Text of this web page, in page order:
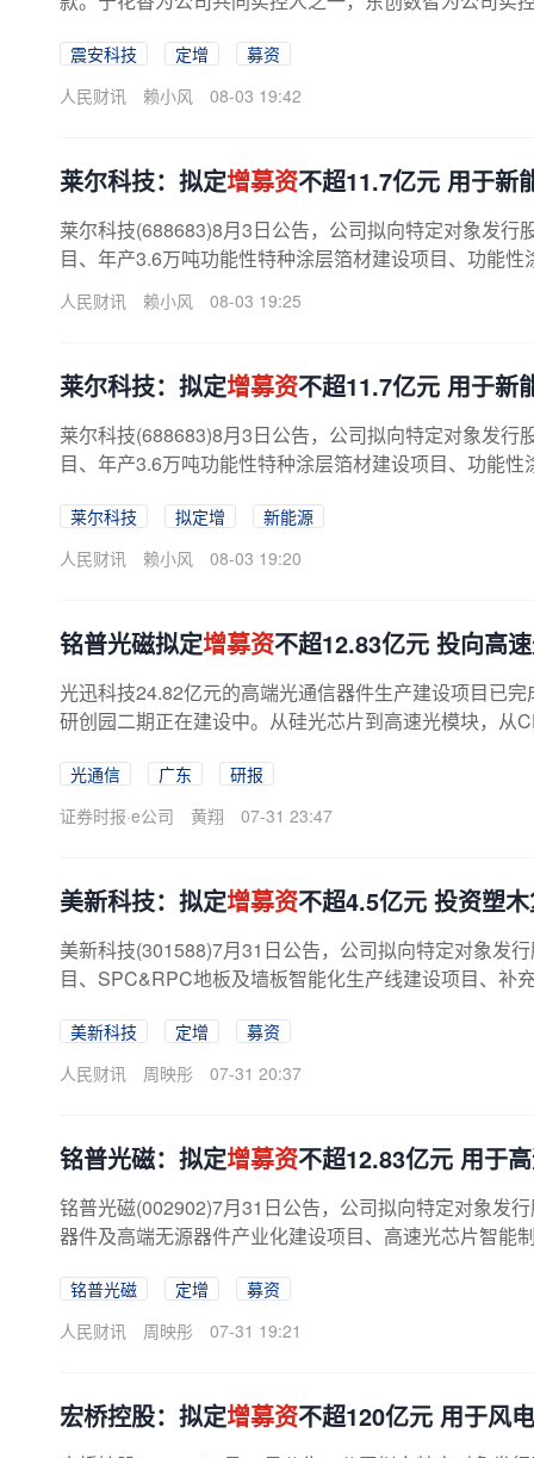
震安科技 定增
募资
人民财讯
赖小风 08-03 19:42
莱尔科技：拟定增募资不超11.7亿元 用于新
莱尔科技(688683)8月3日公告，公司拟向特定对象发行
目、年产3.6万吨功能性特种涂层箔材建设项目、功能
人民财讯 赖小风 08-03 19:25
莱尔科技：拟定增募资不超11.7亿元 用于新
莱尔科技(688683)8月3日公告，公司拟向特定对象发行
目、年产3.6万吨功能性特种涂层箔材建设项目、功能
莱尔科技 拟定增
新能源
人民财讯
赖小风 08-03 19:20
铭普光磁拟定增募资不超12.83亿元 投向高
光迅科技24.82亿元的高端光通信器件生产建设项目已完
研创园二期正在建设中。从硅光芯片到高速光模块，从
光通信 广东
研报
证券时报·e公司
黄翔 07-31 23:47
美新科技：拟定增募资不超4.5亿元 投资塑
美新科技(301588)7月31日公告，公司拟向特定对象发
目、SPC&RPC地板及墙板智能化生产线建设项目、补
美新科技 定增
募资
人民财讯
周映彤 07-31 20:37
铭普光磁：拟定增募资不超12.83亿元 用于
铭普光磁(002902)7月31日公告，公司拟向特定对象发
器件及高端无源器件产业化建设项目、高速光芯片智能
铭普光磁 定增
募资
人民财讯
周映彤 07-31 19:21
宏桥控股：拟定增募资不超120亿元 用于风